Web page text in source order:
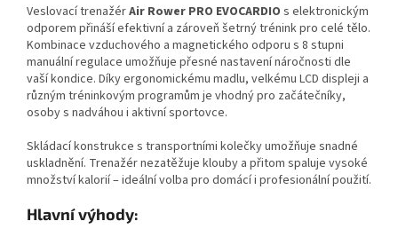
Veslovací trenažérAir Rower PRO EVOCARDIO s elektronickým
odporem přináší efektivní a zároveň šetrný trénink pro celé tělo.
Kombinace vzduchového a magnetického odporu s 8 stupni
manuální regulace umožňuje přesné nastavení náročnosti dle
vaší kondice. Díky ergonomickému madlu, velkému LCD displeji a
různým tréninkovým programům je vhodný pro začátečníky,
osoby s nadváhou i aktivní sportovce.
Skládací konstrukce s transportními kolečky umožňuje snadné
uskladnění. Trenažér nezatěžuje klouby a přitom spaluje vysoké
množství kalorií – ideální volba pro domácí i profesionální použití.
Hlavní výhody: